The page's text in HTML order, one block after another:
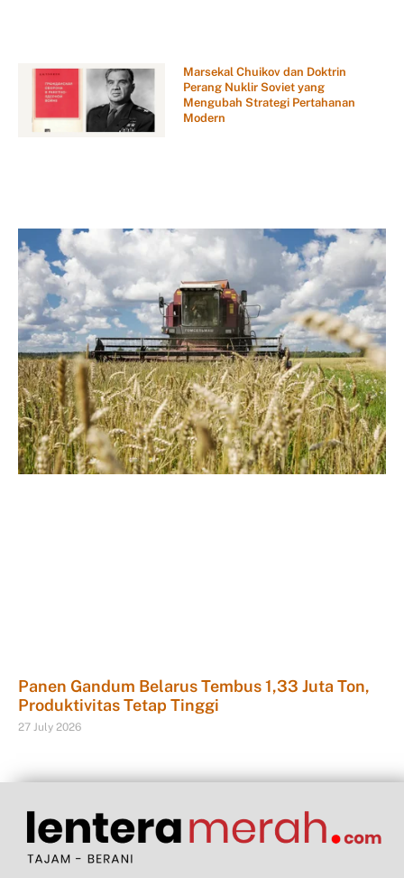
Marsekal Chuikov dan Doktrin
Perang Nuklir Soviet yang
Mengubah Strategi Pertahanan
Modern
Panen Gandum Belarus Tembus 1,33 Juta Ton,
Produktivitas Tetap Tinggi
27 July 2026